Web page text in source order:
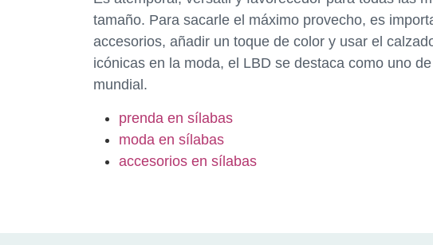
tamaño. Para sacarle el máximo provecho, es
accesorios, añadir un toque de color y usar el
icónicas en la moda, el LBD se destaca como uno
mundial.
prenda en sílabas
moda en sílabas
accesorios en sílabas